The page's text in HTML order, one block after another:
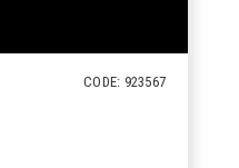
CODE: 923567